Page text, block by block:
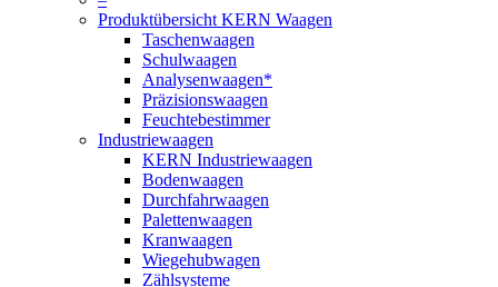
Produktübersicht KERN Waagen
Taschenwaagen
Schulwaagen
Analysenwaagen*
Präzisionswaagen
Feuchtebestimmer
Industriewaagen
KERN Industriewaagen
Bodenwaagen
Durchfahrwaagen
Palettenwaagen
Kranwaagen
Wiegehubwagen
Zählsysteme